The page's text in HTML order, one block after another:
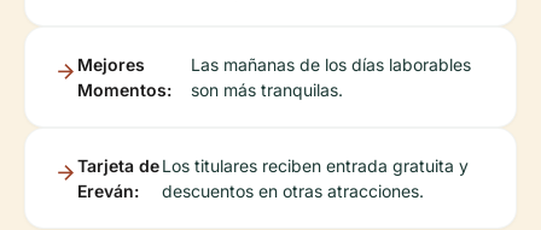
Mejores
Momentos:
Las mañanas de los días laborables
son más tranquilas.
Tarjeta de
Ereván:
Los titulares reciben entrada gratuita y
descuentos en otras atracciones.